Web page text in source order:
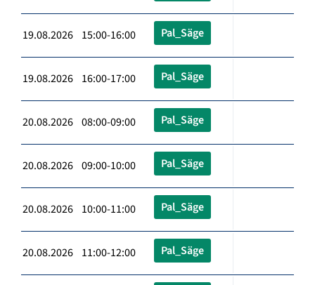
19.08.2026 15:00-16:00 Pal_Säge
19.08.2026 16:00-17:00 Pal_Säge
20.08.2026 08:00-09:00 Pal_Säge
20.08.2026 09:00-10:00 Pal_Säge
20.08.2026 10:00-11:00 Pal_Säge
20.08.2026 11:00-12:00 Pal_Säge